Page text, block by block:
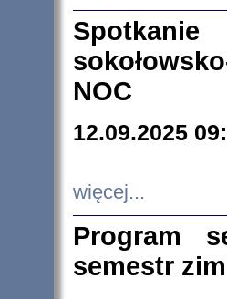
NOC
12.09.2025
więcej...
Program
semestr